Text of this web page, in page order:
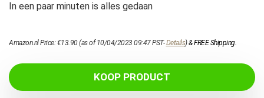
In een paar minuten is alles gedaan
Amazon.nl Price:€13.90(as of 10/04/2023 09:47 PST-Details)&FREE Shipping.
KOOP PRODUCT